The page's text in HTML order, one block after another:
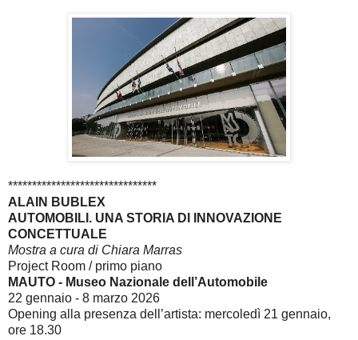
*******************************
ALAIN BUBLEX
AUTOMOBILI. UNA STORIA DI INNOVAZIONE
CONCETTUALE
Mostra a cura di Chiara Marras
Project Room / primo piano
MAUTO - Museo Nazionale dell’Automobile
22 gennaio - 8 marzo 2026
Opening alla presenza dell’artista: mercoledì 21 gennaio,
ore 18.30